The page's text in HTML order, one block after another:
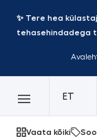
✨ Tere hea
tehasehindadega
ET
Vaata kõiki